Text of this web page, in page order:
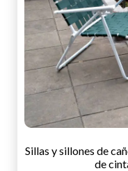
Sillas y sillones de
de